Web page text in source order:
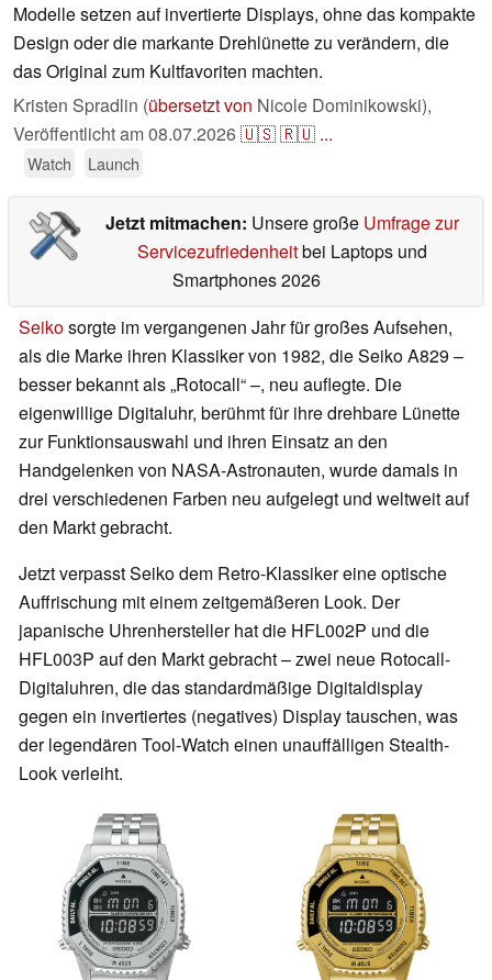
Modelle setzen auf invertierte Displays, ohne das kompakte
Design oder die markante Drehlünette zu verändern, die
das Original zum Kultfavoriten machten.
Kristen Spradlin (übersetzt von Nicole Dominikowski),
Veröffentlicht am08.07.2026🇺🇸🇷🇺 ...
Watch Launch
Jetzt mitmachen: Unsere große Umfrage zur
Servicezufriedenheitbei Laptops und
Smartphones 2026
Seikosorgte im vergangenen Jahr für großes Aufsehen,
als die Marke ihren Klassiker von 1982, die Seiko A829 –
besser bekannt als „Rotocall“ –, neu auflegte. Die
eigenwillige Digitaluhr, berühmt für ihre drehbare Lünette
zur Funktionsauswahl und ihren Einsatz an den
Handgelenken von NASA-Astronauten, wurde damals in
drei verschiedenen Farben neu aufgelegt und weltweit auf
den Markt gebracht.
Jetzt verpasst Seiko dem Retro-Klassiker eine optische
Auffrischung mit einem zeitgemäßeren Look. Der
japanische Uhrenhersteller hat die HFL002P und die
HFL003P auf den Markt gebracht – zwei neue Rotocall-
Digitaluhren, die das standardmäßige Digitaldisplay
gegen ein invertiertes (negatives) Display tauschen, was
der legendären Tool-Watch einen unauffälligen Stealth-
Look verleiht.